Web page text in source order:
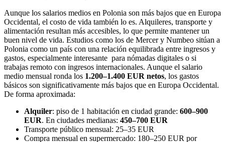
Aunque los salarios medios en Polonia son más bajos que en Europa
Occidental, el costo de vida también lo es. Alquileres, transporte y
alimentación resultan más accesibles, lo que permite mantener un
buen nivel de vida. Estudios como los de Mercer y Numbeo sitúan a
Polonia como un país con una relación equilibrada entre ingresos y
gastos, especialmente interesante para nómadas digitales o si
trabajas remoto con ingresos internacionales. Aunque el salario
medio mensual ronda los 1.200–1.400 EUR netos, los gastos
básicos son significativamente más bajos que en Europa Occidental.
De forma aproximada:
Alquiler: piso de 1 habitación en ciudad grande: 600–900
EUR. En ciudades medianas: 450–700 EUR
Transporte público mensual: 25–35 EUR
Compra mensual en supermercado: 180–250 EUR por